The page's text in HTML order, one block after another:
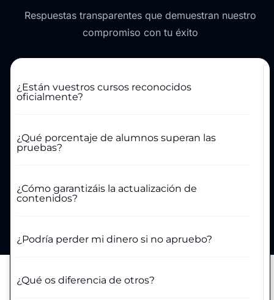
Respuestas transparentes que demuestran nuestro
compromiso con tu éxito
¿Están vuestros cursos reconocidos
oficialmente?
¿Qué porcentaje de alumnos superan las
pruebas?
¿Cómo garantizáis la actualización de
contenidos?
¿Podría perder mi dinero si no apruebo?
¿Qué os diferencia de otros?